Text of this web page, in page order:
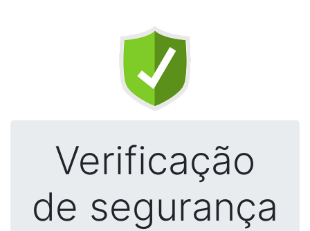
Verificação
de segurança